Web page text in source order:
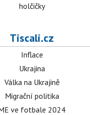
holčičky
Tiscali.cz
Inflace
Ukrajina
Válka na Ukrajině
Migrační politika
ve fotbale 2024